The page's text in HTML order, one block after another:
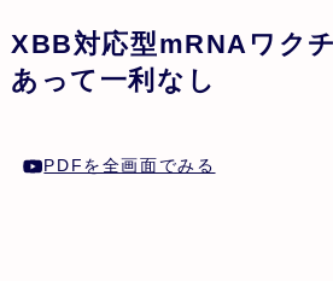
XBB対応型mRNAワク
あって一利なし
PDFを全画面でみる